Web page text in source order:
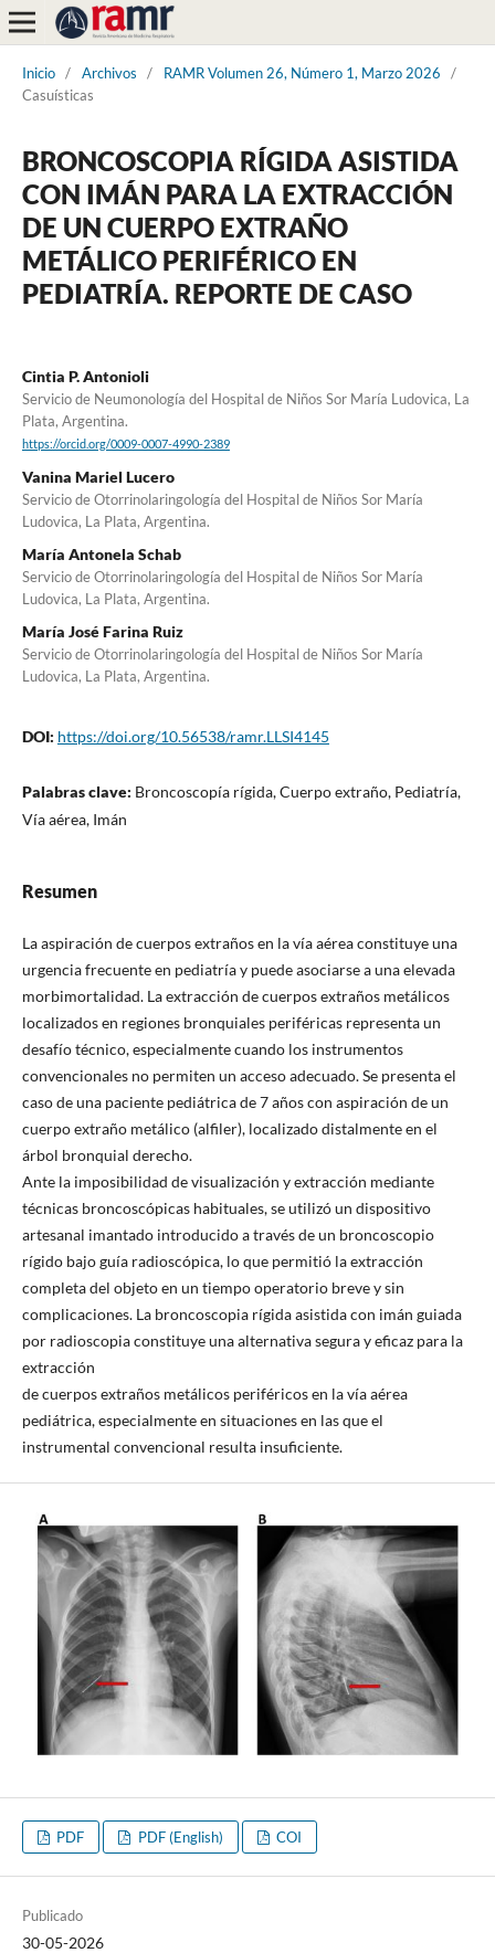
Inicio / Archivos / RAMR Volumen 26, Número 1, Marzo 2026
/
Casuísticas
BRONCOSCOPIA RÍGIDA ASISTIDA
CON IMÁN PARA LA EXTRACCIÓN
DE UN CUERPO EXTRAÑO
METÁLICO PERIFÉRICO EN
PEDIATRÍA. REPORTE DE CASO
Cintia P. Antonioli
Servicio de Neumonología del Hospital de Niños Sor María Ludovica, La
Plata, Argentina.
https://orcid.org/0009-0007-4990-2389
Vanina Mariel Lucero
Servicio de Otorrinolaringología del Hospital de Niños Sor María
Ludovica, La Plata, Argentina.
María Antonela Schab
Servicio de Otorrinolaringología del Hospital de Niños Sor María
Ludovica, La Plata, Argentina.
María José Farina Ruiz
Servicio de Otorrinolaringología del Hospital de Niños Sor María
Ludovica, La Plata, Argentina.
DOI: https://doi.org/10.56538/ramr.LLSI4145
Palabras clave: Broncoscopía rígida, Cuerpo extraño, Pediatría,
Vía aérea, Imán
Resumen
La aspiración de cuerpos extraños en la vía aérea constituye una
urgencia frecuente en pediatría y puede asociarse a una elevada
morbimortalidad. La extracción de cuerpos extraños metálicos
localizados en regiones bronquiales periféricas representa un
desafío técnico, especialmente cuando los instrumentos
convencionales no permiten un acceso adecuado. Se presenta el
caso de una paciente pediátrica de 7 años con aspiración de un
cuerpo extraño metálico (alfiler), localizado distalmente en el
árbol bronquial derecho.
Ante la imposibilidad de visualización y extracción mediante
técnicas broncoscópicas habituales, se utilizó un dispositivo
artesanal imantado introducido a través de un broncoscopio
rígido bajo guía radioscópica, lo que permitió la extracción
completa del objeto en un tiempo operatorio breve y sin
complicaciones. La broncoscopia rígida asistida con imán guiada
por radioscopia constituye una alternativa segura y eficaz para la
extracción
de cuerpos extraños metálicos periféricos en la vía aérea
pediátrica, especialmente en situaciones en las que el
instrumental convencional resulta insuficiente.
PDF PDF (English) COI
Publicado
30-05-2026